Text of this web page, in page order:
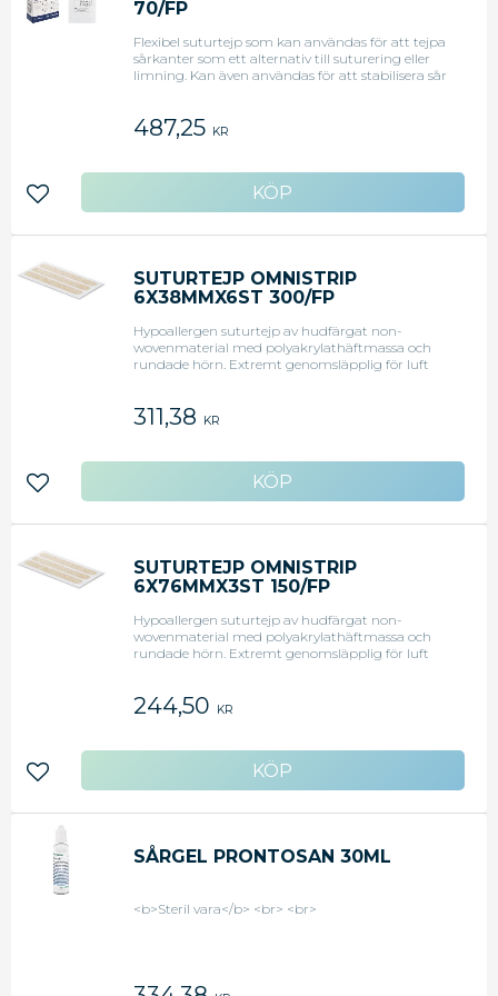
70/FP
Flexibel suturtejp som kan användas för att tejpa
sårkanter som ett alternativ till suturering eller
limning. Kan även användas för att stabilisera sår
sårkanterna. Produkten är CE-märkt. Storlek: 75 x
6 mm Antal: 70/fp CE-märkt
487,25 KR
Lägg till i favoriter
SUTURTEJP OMNISTRIP
6X38MMX6ST 300/FP
Hypoallergen suturtejp av hudfärgat non-
wovenmaterial med polyakrylathäftmassa och
rundade hörn. Extremt genomsläpplig för luft
utan att lämna klisterrester. Absorberar inte
röntgenstrålar, temperaturbeständig och hållbar.
311,38 KR
Lägg till i favoriter
SUTURTEJP OMNISTRIP
6X76MMX3ST 150/FP
Hypoallergen suturtejp av hudfärgat non-
wovenmaterial med polyakrylathäftmassa och
rundade hörn. Extremt genomsläpplig för luft
utan att lämna klisterrester. Absorberar inte
röntgenstrålar, temperaturbeständig och hållbar.
244,50 KR
Lägg till i favoriter
SÅRGEL PRONTOSAN 30ML
<b>Steril vara</b> <br> <br>